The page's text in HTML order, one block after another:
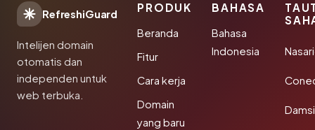
RefreshiGuard
Intelijen domain
otomatis dan
independen untuk
web terbuka.
PRODUK
Beranda
Fitur
Cara kerja
Domain
yang baru
BAHASA
Bahasa
Indonesia